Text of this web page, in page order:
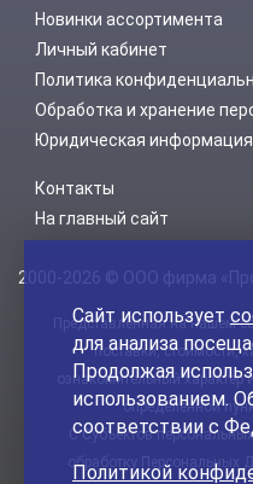
Новинки ассортимента
Личный кабинет
Политика
Обработка и хранение
Юридическая информация
Контакты
На главный сайт
2000-2026 © ООО фирма
Представленная на нашем
поставки, стоимости,
ознакомительный характер
определенной
С Субъектов
обработку Персональных
Сайт использует
для анализа
Продолжая
использованием.
соответствии с
Политикой